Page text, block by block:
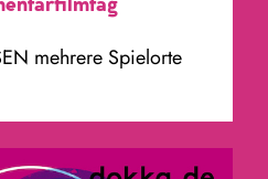
mehrere Spielorte